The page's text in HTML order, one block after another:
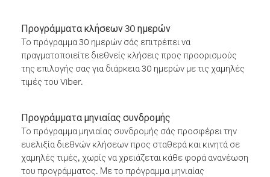
Προγράμματα κλήσεων 30 ημερών
Το πρόγραμμα 30 ημερών σάς επιτρέπει να
πραγματοποιείτε διεθνείς κλήσεις προς προορισμούς
της επιλογής σας για διάρκεια 30 ημερών με τις χαμηλές
τιμές του Viber.
Προγράμματα μηνιαίας συνδρομής
Το πρόγραμμα μηνιαίας συνδρομής σάς προσφέρει την
ευελιξία διεθνών κλήσεων προς σταθερά και κινητά σε
χαμηλές τιμές, χωρίς να χρειάζεται κάθε φορά ανανέωση
του προγράμματος. Με το πρόγραμμα μηνιαίας